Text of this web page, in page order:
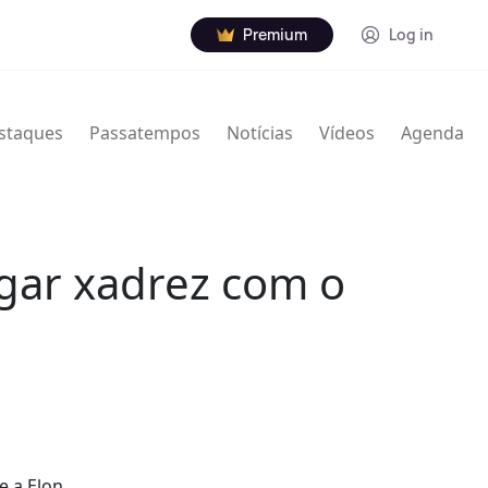
Premium Log in
Passatempos Notícias Vídeos Agenda
xadrez com o